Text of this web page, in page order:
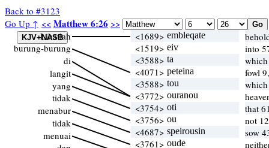
Back to #3123
Go Up ↑ << Matthew 6:26 >>
Lihatlah
burung-burung
di
langit
yang
tidak
menabur
tidak
menuai
<1689> embleqate
<1519> eiv
into
<3588> ta
<4071> peteina
fowl
<3588> tou
<3772> ouranou
<3754> oti
that
<3756> ou
not
<4687> speirousin
sow
<3761> oude